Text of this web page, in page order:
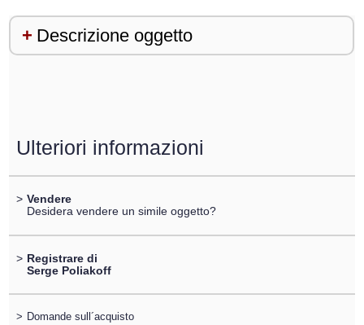
Descrizione oggetto
Ulteriori informazioni
> Vendere
Desidera vendere un simile oggetto?
> Registrare di
Serge Poliakoff
> Domande sull´acquisto